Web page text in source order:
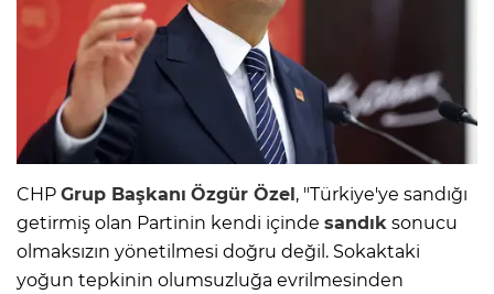
CHP Grup Başkanı Özgür Özel, "Türkiye'ye sandığı
getirmiş olan Partinin kendi içinde sandık sonucu
olmaksızın yönetilmesi doğru değil. Sokaktaki
yoğun tepkinin olumsuzluğa evrilmesinden